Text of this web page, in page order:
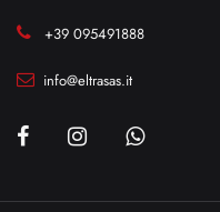
+39 095491888
info@eltrasas.it